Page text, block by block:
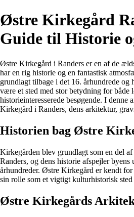
Østre Kirkegård
Guide til Historie
Østre Kirkegård i Randers er en af de
har en rig historie og en fantastisk
grundlagt tilbage i det 16. århundrede og
være et sted med stor betydning for både
historieinteresserede besøgende. I
Kirkegård i Randers, dens arkitektur,
Historien bag Østre
Kirkegården blev grundlagt som en del
Randers, og dens historie afspejler
århundreder. Østre Kirkegård er kendt
sin rolle som et vigtigt kulturhistorisk sted
Østre Kirkegårds